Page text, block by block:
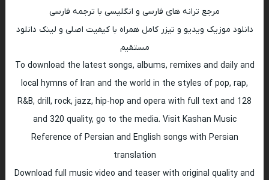
مرجع ترانه های فارسی و انگلیسی با ترجمه فارسی
دانلود موزیک ویدیو و تیزر کامل همراه با کیفیت اصلی و لینک دانلود
مستقیم
To download the latest songs, albums, remixes and daily and
local hymns of Iran and the world in the styles of pop, rap,
R&B, drill, rock, jazz, hip-hop and opera with full text and 128
and 320 quality, go to the media. Visit Kashan Music
Reference of Persian and English songs with Persian
translation
Download full music video and teaser with original quality and